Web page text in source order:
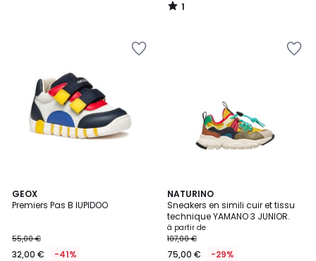
1
/
GEOX
Premiers Pas B IUPIDOO
55,00 €
32,00 € -41%
2
Couleurs
NATURINO
Sneakers en simili cuir et tissu
technique YAMANO 3 JUNIOR.
à partir de
107,00 €
75,00 € -29%
3
Couleurs